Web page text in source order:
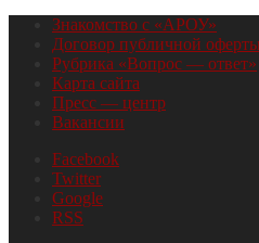
Знакомство с «АРОУ»
Договор публичной оферты
Рубрика «Вопрос — ответ»
Карта сайта
Пресс — центр
Вакансии
Facebook
Twitter
Google
RSS